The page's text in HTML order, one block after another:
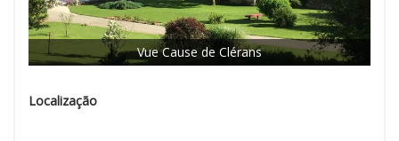
Vue Cause de Clérans
Localização